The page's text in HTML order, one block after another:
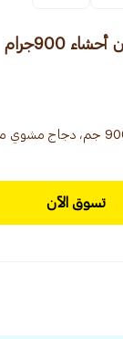
900جرام
تسوق الآن